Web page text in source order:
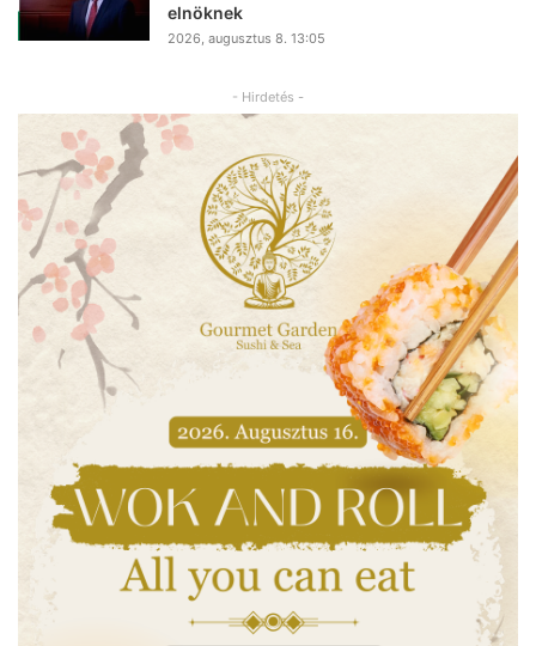
elnöknek
2026, augusztus 8. 13:05
- Hirdetés -